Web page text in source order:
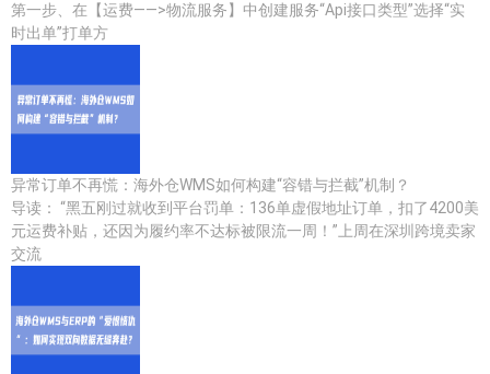
第一步、在【运费——>物流服务】中创建服务“Api接口类型”选择“实
时出单”打单方
异常订单不再慌：海外仓WMS如何构建“容错与拦截”机制？
导读： “黑五刚过就收到平台罚单：136单虚假地址订单，扣了4200美
元运费补贴，还因为履约率不达标被限流一周！”上周在深圳跨境卖家
交流